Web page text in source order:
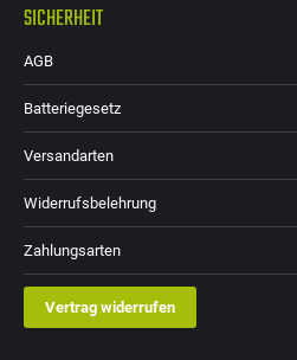
SICHERHEIT
AGB
Batteriegesetz
Versandarten
Widerrufsbelehrung
Zahlungsarten
Vertrag widerrufen